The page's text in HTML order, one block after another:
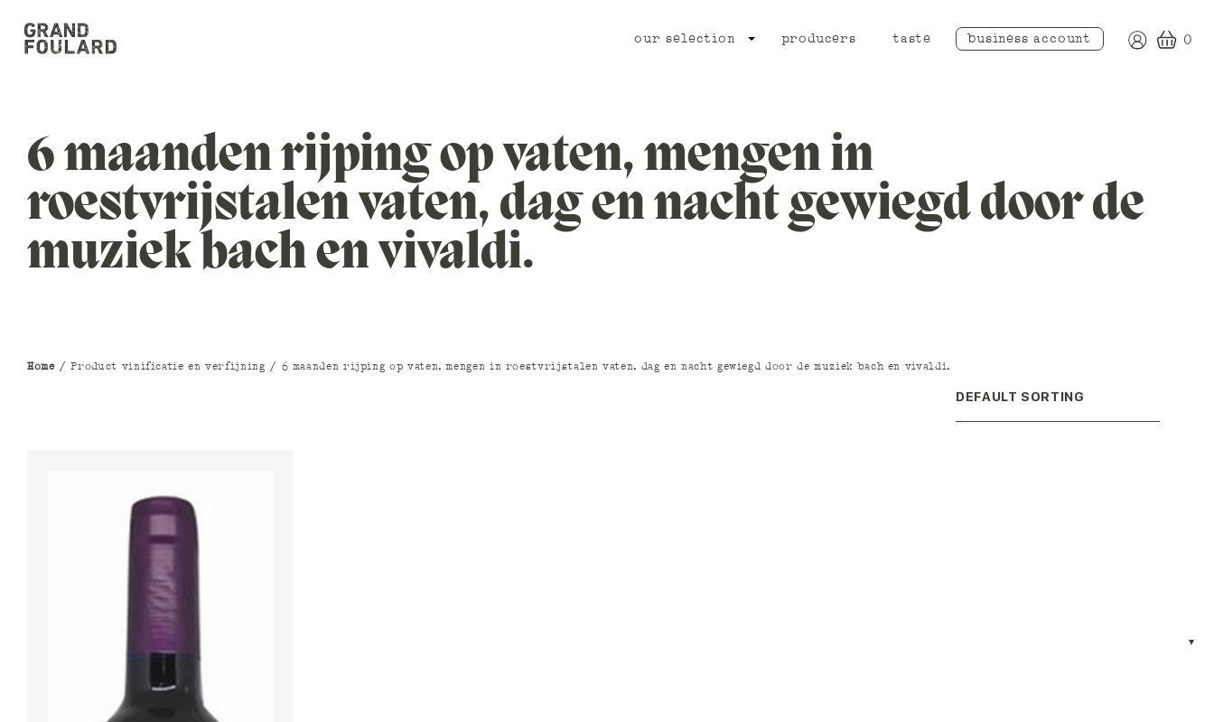
our selection producers taste business account 0
6 maanden rijping op vaten, mengen in
roestvrijstalen vaten, dag en nacht gewiegd door de
muziek bach en vivaldi.
Home/ Product vinificatie en verfijning / 6 maanden rijping op vaten, mengen in roestvrijstalen vaten, dag en nacht gewiegd door de muziek bach en vivaldi.